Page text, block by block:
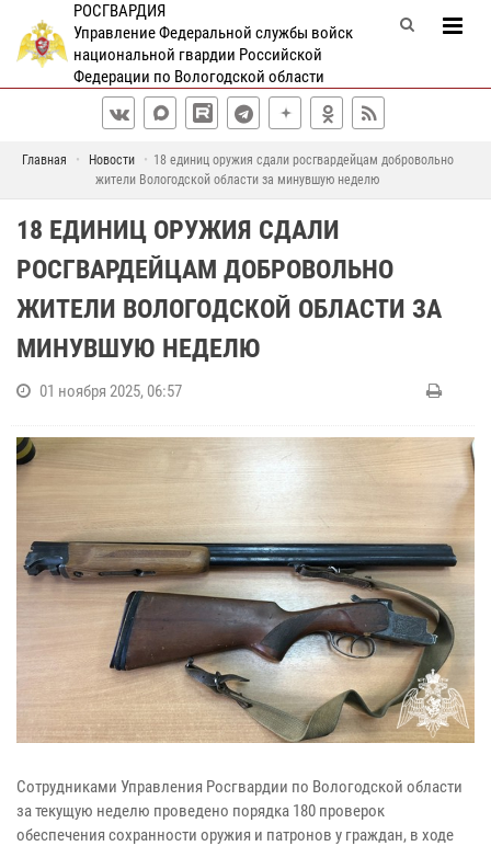
РОСГВАРДИЯ
Управление Федеральной службы войск
национальной гвардии Российской
Федерации по Вологодской области
Главная Новости
18 единиц оружия сдали росгвардейцам добровольно
жители Вологодской области за минувшую неделю
18 ЕДИНИЦ ОРУЖИЯ СДАЛИ
РОСГВАРДЕЙЦАМ ДОБРОВОЛЬНО
ЖИТЕЛИ ВОЛОГОДСКОЙ ОБЛАСТИ ЗА
МИНУВШУЮ НЕДЕЛЮ
01 ноября 2025, 06:57
Сотрудниками Управления Росгвардии по Вологодской области
за текущую неделю проведено порядка 180 проверок
обеспечения сохранности оружия и патронов у граждан, в ходе